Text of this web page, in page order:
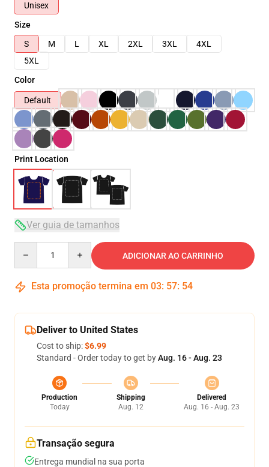
Unisex
Size
S
M L XL 2XL 3XL
4XL
5XL
Color
Default
Print Location
Ver guia de tamanhos
ADICIONAR AO CARRINHO
Esta promoção termina em 03: 57: 54
Deliver to United States
Cost to ship:$6.99
Standard - Order today to get byAug. 16 - Aug. 23
Production
Today
Shipping
Aug. 12
Delivered
Aug. 16 - Aug. 23
Transação segura
Entrega mundial na sua porta